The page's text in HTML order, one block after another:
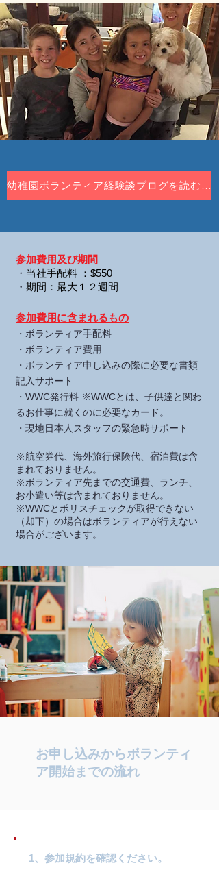
幼稚園ボランティア経験談ブログを読む！
参加費用及び期間
・ 当社手配料 ： $550
・ 期間：最大１２週間
参加費用に含まれるもの
・ボランティア手配料
・ボランティア費用
・ボランティア申し込みの際に必要な書類
記入サポート
・WWC発行料 ※WWCとは、子供達と関わ
るお仕事に就くのに必要なカード。
・現地日本人スタッフの緊急時サポート
※航空券代、海外旅行保険代、宿泊費は含
まれておりません。
※ボランティア先までの交通費、ランチ、
お小遣い等は含まれておりません。
※WWCとポリスチェックが取得できない
（却下）の場合はボランティアが行えない
場合がございます。
お申し込みからボランティ
ア開始までの流れ
1、参加規約を確認ください。